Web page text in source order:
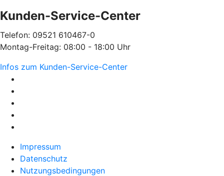
Kunden-Service-Center
Telefon: 09521 610467-0
Montag-Freitag: 08:00 - 18:00 Uhr
Infos zum Kunden-Service-Center
Impressum
Datenschutz
Nutzungsbedingungen